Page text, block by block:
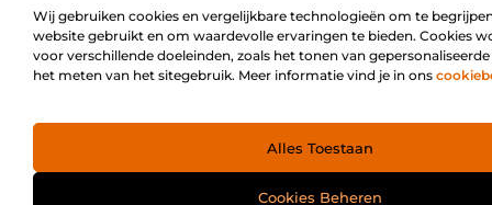
Wij gebruiken cookies en vergelijkbare technologieën om te
website gebruikt en om waardevolle ervaringen te bieden. Cookies
voor verschillende doeleinden, zoals het tonen van
het meten van het sitegebruik. Meer informatie vind je in ons
Alles Toestaan
Cookies Beheren